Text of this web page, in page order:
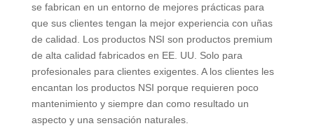
se fabrican en un entorno de mejores prácticas para
que sus clientes tengan la mejor experiencia con uñas
de calidad. Los productos NSI son productos premium
de alta calidad fabricados en EE. UU. Solo para
profesionales para clientes exigentes. A los clientes les
encantan los productos NSI porque requieren poco
mantenimiento y siempre dan como resultado un
aspecto y una sensación naturales.